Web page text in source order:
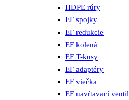
HDPE rúry
EF spojky
EF redukcie
EF kolená
EF T-kusy
EF adaptéry
EF viečka
EF navŕtavací ventil